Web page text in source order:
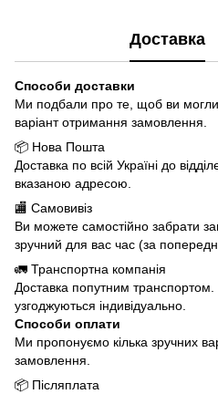
Доставка
Способи доставки
Ми подбали про те, щоб ви
варіант отримання замовлення.
📦 Нова Пошта
Доставка по всій Україні до
вказаною адресою.
🏬 Самовивіз
Ви можете самостійно забрати
зручний для вас час (за
🚛 Транспортна компанія
Доставка попутним транспортом.
узгоджуються індивідуально.
Способи оплати
Ми пропонуємо кілька зручних
замовлення.
📦 Післяплата